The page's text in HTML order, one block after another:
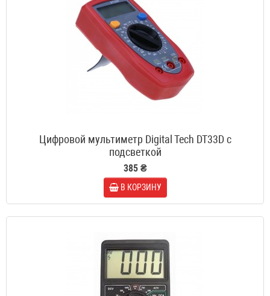
Цифровой мультиметр Digital Tech DT33D с
подсветкой
385 ₴
В КОРЗИНУ